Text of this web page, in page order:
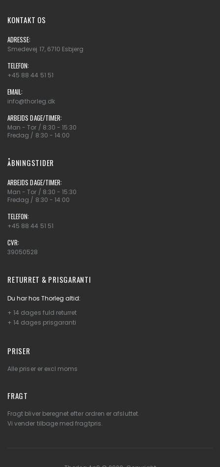
KONTAKT OS
ADRESSE:
Smedevej 17, 6710 Esbjerg
TELEFON:
+45 88 44 51 51
EMAIL:
info@thorleg.dk
ARBEJDS DAGE/TIMER:
Man - Tor / 8:30 - 15:30
Fredag / 8:30 - 14:00
ÅBNINGSTIDER
ARBEJDS DAGE/TIMER:
Man - Tor / 8:30 - 15:30
Fredag / 8:30 - 14:00
TELEFON:
+45 88 44 51 51
CVR:
39050528
RETURRET & PRISGARANTI
Du har hos Thorleg altid:
+ 14 dages fuld returret
+ 14 dages prisgaranti
PRISER
Alle priser er excl moms
FRAGT
Fragt bliver beregnet efter ordren er afsluttet.
Vi vender tilbage med fragtpris.